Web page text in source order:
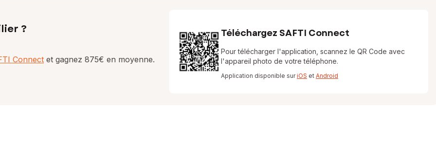
?
Connect et gagnez 875€ en moyenne.
Téléchargez SAFTI Connect
Pour télécharger l'application, scannez le QR Code avec
l'appareil photo de votre téléphone.
Application disponible suriOS et Android